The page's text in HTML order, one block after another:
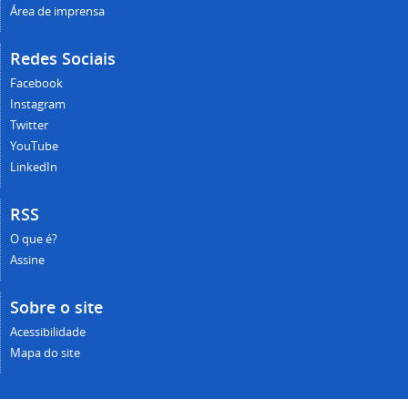
Área de imprensa
Redes Sociais
Facebook
Instagram
Twitter
YouTube
LinkedIn
RSS
O que é?
Assine
Sobre o site
Acessibilidade
Mapa do site